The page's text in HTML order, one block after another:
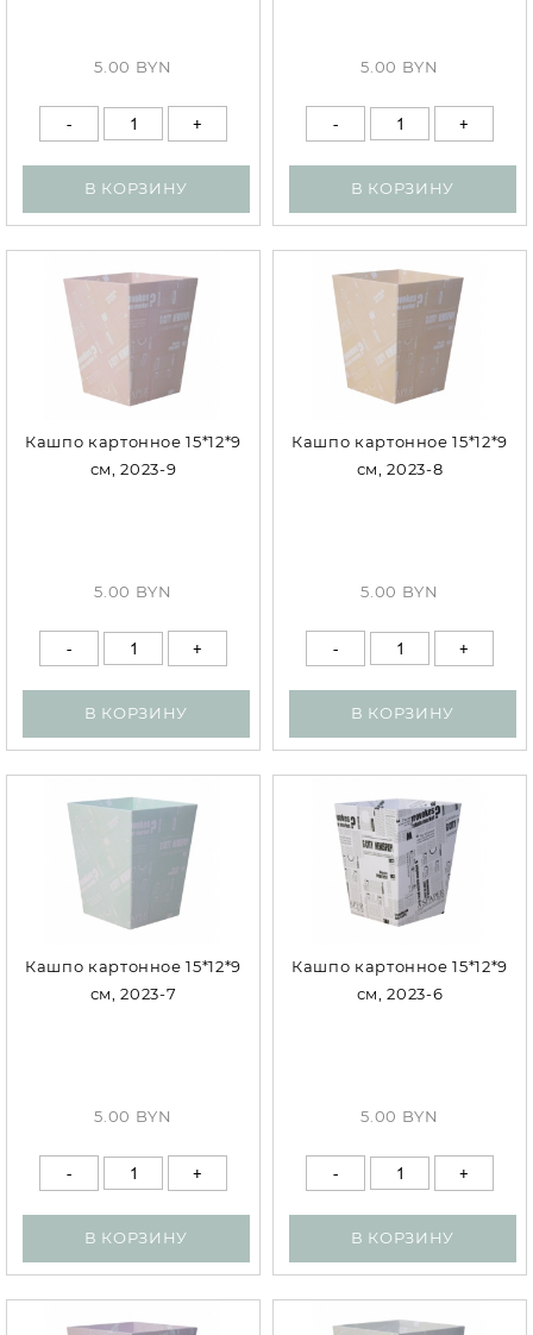
5.00 BYN
В КОРЗИНУ
5.00 BYN
В КОРЗИНУ
Кашпо картонное 15*12*9
см, 2023-9
5.00 BYN
В КОРЗИНУ
Кашпо картонное 15*12*9
см, 2023-8
5.00 BYN
В КОРЗИНУ
Кашпо картонное 15*12*9
см, 2023-7
5.00 BYN
В КОРЗИНУ
Кашпо картонное 15*12*9
см, 2023-6
5.00 BYN
В КОРЗИНУ